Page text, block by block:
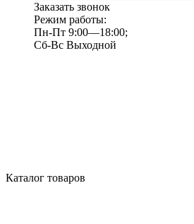
Заказать звонок
Режим работы:
Пн-Пт 9:00—18:00;
Сб-Вс Выходной
Каталог товаров